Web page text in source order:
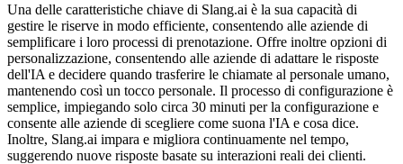
Una delle caratteristiche chiave di Slang.ai è la sua capacità di
gestire le riserve in modo efficiente, consentendo alle aziende di
semplificare i loro processi di prenotazione. Offre inoltre opzioni di
personalizzazione, consentendo alle aziende di adattare le risposte
dell'IA e decidere quando trasferire le chiamate al personale umano,
mantenendo così un tocco personale. Il processo di configurazione è
semplice, impiegando solo circa 30 minuti per la configurazione e
consente alle aziende di scegliere come suona l'IA e cosa dice.
Inoltre, Slang.ai impara e migliora continuamente nel tempo,
suggerendo nuove risposte basate su interazioni reali dei clienti.